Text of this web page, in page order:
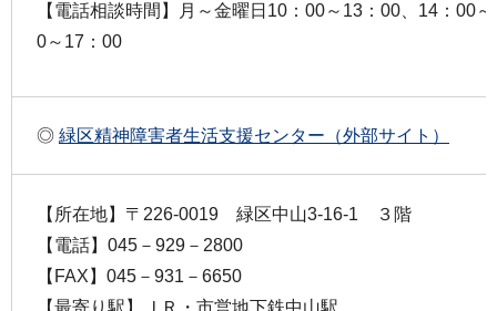
【電話相談時間】月～金曜日10：00～13：00、14：
0～17：00
◎ 緑区精神障害者生活支援センター（外部サイト）
【所在地】〒226-0019 緑区中山3-16-1 ３階
【電話】045－929－2800
【FAX】045－931－6650